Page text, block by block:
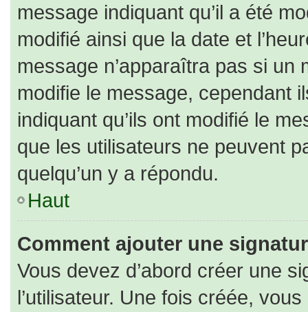
message indiquant qu’il a été
modifié ainsi que la date et
message n’apparaîtra pas si
modifie le message, cependant
indiquant qu’ils ont modifié le
que les utilisateurs ne peuvent
quelqu’un y a répondu.
Haut
Comment ajouter une
Vous devez d’abord créer une
l’utilisateur. Une fois créée,